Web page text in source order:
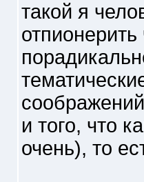
такой я
и того, что
очень), то